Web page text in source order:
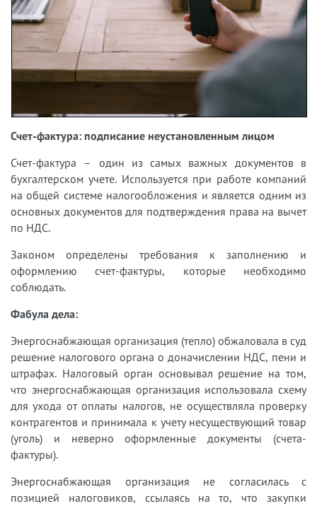
Счет-фактура: подписание неустановленным лицом
Счет-фактура – один из самых важных документов в
бухгалтерском учете. Используется при работе компаний
на общей системе налогообложения и является одним из
основных документов для подтверждения права на вычет
по НДС.
Законом определены требования к заполнению и
оформлению счет-фактуры, которые необходимо
соблюдать.
Фабула дела:
Энергоснабжающая организация (тепло) обжаловала в суд
решение налогового органа о доначислении НДС, пени и
штрафах. Налоговый орган основывал решение на том,
что энергоснабжающая организация использовала схему
для ухода от оплаты налогов, не осуществляла проверку
контрагентов и принимала к учету несуществующий товар
(уголь) и неверно оформленные документы (счета-
фактуры).
Энергоснабжающая организация не согласилась с
позицией налоговиков, ссылаясь на то, что закупки